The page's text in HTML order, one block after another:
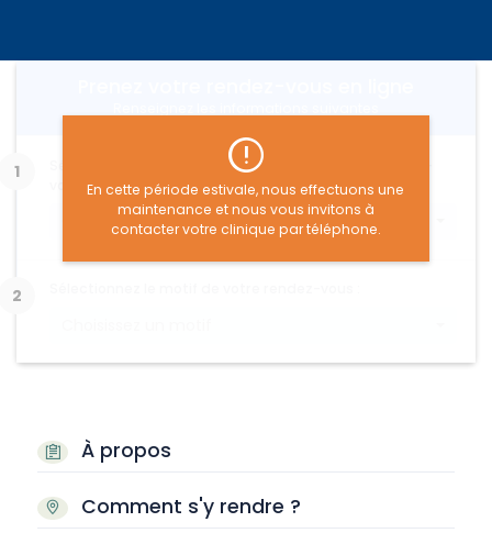
À propos
Comment s'y rendre ?
En cette période estivale, nous effectuons une
maintenance et nous vous invitons à
contacter votre clinique par téléphone.
Sélectionnez le type d'animal concerné par le rendez-
vous :
Choisissez un type d'animal